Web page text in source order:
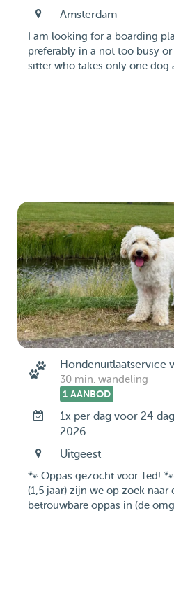
Amsterdam
I am looking for a boarding
preferably in a not too busy
sitter who takes only one dog
Hondenuitlaatservice
30 min. wandeling
1 AANBOD
1x per dag voor 24
2026
Uitgeest
🐾 Oppas gezocht voor Ted!
(1,5 jaar) zijn we op zoek naar
betrouwbare oppas in (de